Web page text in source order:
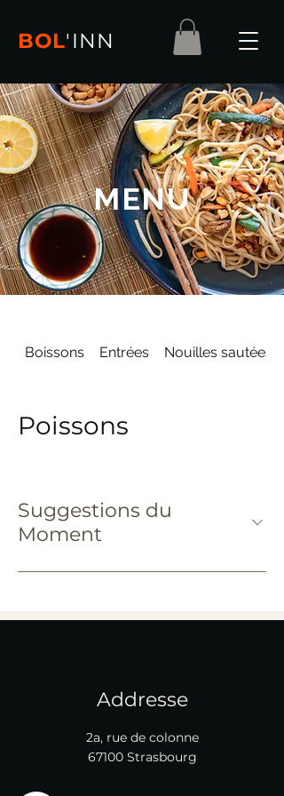
BOL' INN
MENU
Boissons Entrées Nouilles sautées
Poissons
Suggestions du
Moment
Addresse
2a, rue de colonne
67100 Strasbourg